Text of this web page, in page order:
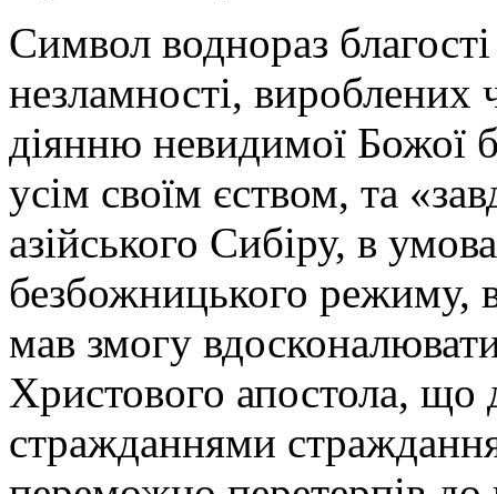
Cимвол воднораз
незламності,
діянню невидимої Божої
усім своїм єством, та
азійського Сибіру, в
безбожницького режиму,
мав змогу
Христового апостола,
стражданнями